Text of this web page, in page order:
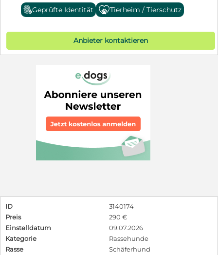
Geprüfte Identität
Tierheim / Tierschutz
Anbieter kontaktieren
ID
3140174
Preis
290 €
Einstelldatum
09.07.2026
Kategorie
Rassehunde
Rasse
Schäferhund